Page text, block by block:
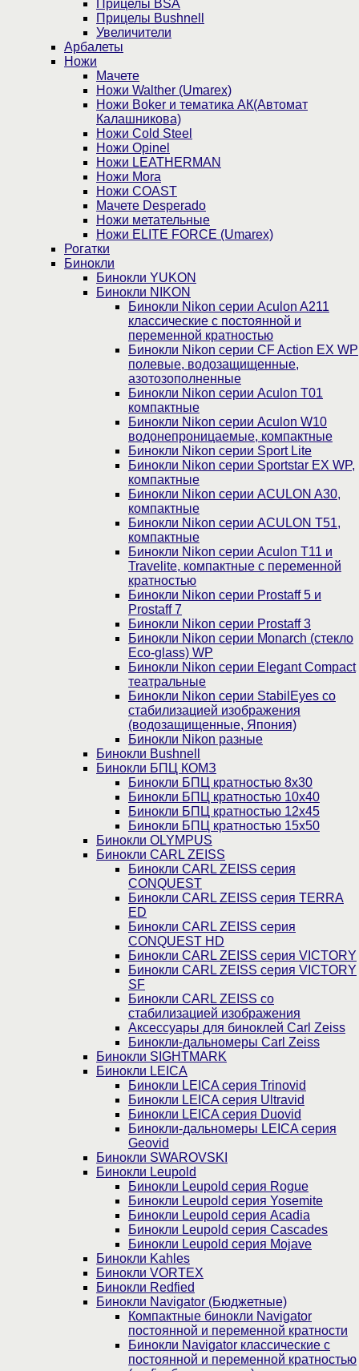
Прицелы BSA
Прицелы Bushnell
Увеличители
Арбалеты
Ножи
Мачете
Ножи Walther (Umarex)
Ножи Boker и тематика АК(Автомат
Калашникова)
Ножи Cold Steel
Ножи Opinel
Ножи LEATHERMAN
Ножи Mora
Ножи COAST
Мачете Desperado
Ножи метательные
Ножи ELITE FORCE (Umarex)
Рогатки
Бинокли
Бинокли YUKON
Бинокли NIKON
Бинокли Nikon серии Aculon A211
классические с постоянной и
переменной кратностью
Бинокли Nikon серии СF Action EX WP
полевые, водозащищенные,
азотозополненные
Бинокли Nikon серии Aculon T01
компактные
Бинокли Nikon серии Aculon W10
водонепроницаемые, компактные
Бинокли Nikon серии Sport Lite
Бинокли Nikon серии Sportstar EX WP,
компактные
Бинокли Nikon серии ACULON A30,
компактные
Бинокли Nikon серии ACULON Т51,
компактные
Бинокли Nikon серии Aculon T11 и
Travelite, компактные с переменной
кратностью
Бинокли Nikon серии Prostaff 5 и
Prostaff 7
Бинокли Nikon серии Prostaff 3
Бинокли Nikon серии Monarch (стекло
Eco-glass) WP
Бинокли Nikon серии Elegant Compact
театральные
Бинокли Nikon серии StabilEyes со
стабилизацией изображения
(водозащищенные, Япония)
Бинокли Nikon разные
Бинокли Bushnell
Бинокли БПЦ КОМЗ
Бинокли БПЦ кратностью 8х30
Бинокли БПЦ кратностью 10х40
Бинокли БПЦ кратностью 12х45
Бинокли БПЦ кратностью 15х50
Бинокли OLYMPUS
Бинокли CARL ZEISS
Бинокли CARL ZEISS серия
CONQUEST
Бинокли CARL ZEISS серия TERRA
ED
Бинокли CARL ZEISS серия
CONQUEST HD
Бинокли CARL ZEISS серия VICTORY
Бинокли CARL ZEISS серия VICTORY
SF
Бинокли CARL ZEISS со
стабилизацией изображения
Аксессуары для биноклей Carl Zeiss
Бинокли-дальномеры Carl Zeiss
Бинокли SIGHTMARK
Бинокли LEICA
Бинокли LEICA серия Trinovid
Бинокли LEICA серия Ultravid
Бинокли LEICA серия Duovid
Бинокли-дальномеры LEICA серия
Geovid
Бинокли SWAROVSKI
Бинокли Leupold
Бинокли Leupold серия Rogue
Бинокли Leupold серия Yosemite
Бинокли Leupold серия Acadia
Бинокли Leupold серия Cascades
Бинокли Leupold серия Mojave
Бинокли Kahles
Бинокли VORTEX
Бинокли Redfied
Бинокли Navigator (Бюджетные)
Компактные бинокли Navigator
постоянной и переменной кратности
Бинокли Navigator классические с
постоянной и переменной кратностью